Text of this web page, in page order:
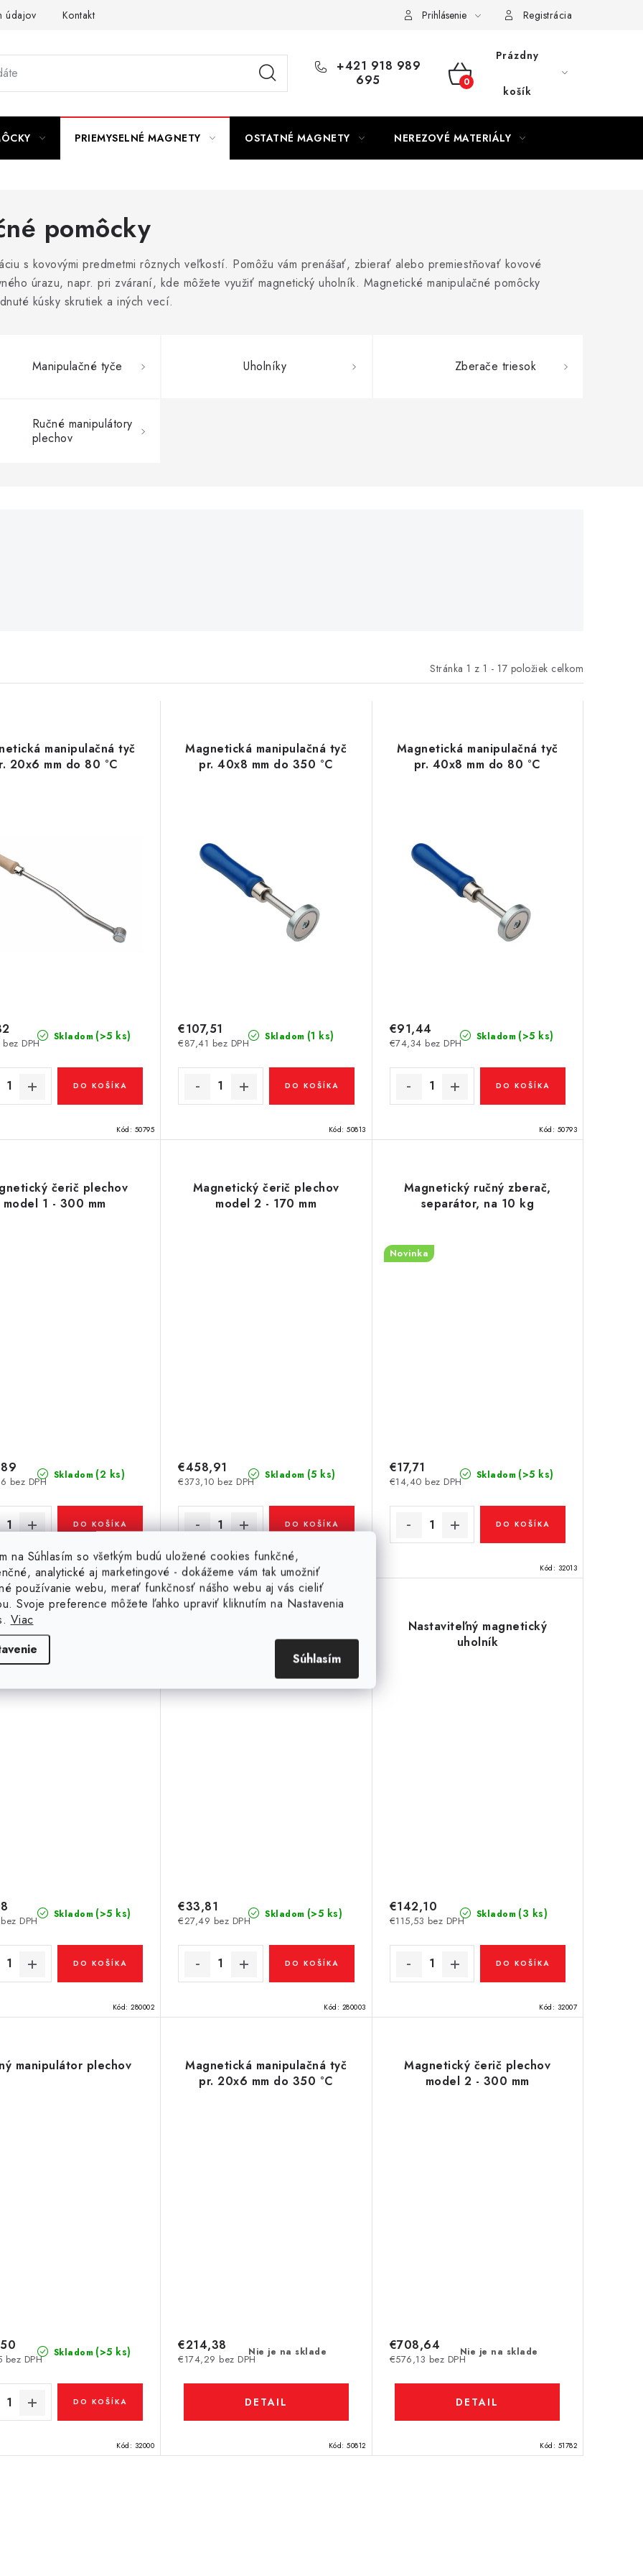
na Súhlasím so všetkým budú uložené cookies funkčné,
analytické aj marketingové - dokážeme vám tak umožniť
používanie webu, merať funkčnosť nášho webu aj vás cieliť
Svoje preference môžete ľahko upraviť kliknutím na Nastavenia
Viac
Súhlasím
údajov Kontakt Prihlásenie Registrácia
+421 918 989
695
NÁKUPNÝ
Prázdny
košík
PRIEMYSELNÉ MAGNETY OSTATNÉ MAGNETY NEREZOVÉ MATERIÁLY
pomôcky
s kovovými predmetmi rôznych veľkostí. Pomôžu vám prenášať, zbierať alebo premiestňovať kovové
úrazu, napr. pri zváraní, kde môžete využiť magnetický uholník. Magnetické manipulačné pomôcky
kúsky skrutiek a iných vecí.
Manipulačné tyče Uholníky Zberače triesok
Ručné manipulátory
plechov
Stránka 1 z 1 - 17 položiek celkom
manipulačná tyč
20x6 mm do 80 °C
Skladom (>5 ks)
DPH
DO KOŠÍKA
Kód: 50795
Magnetická manipulačná tyč
pr. 40x8 mm do 350 °C
Skladom (1 ks)
€87,41 bez DPH
€107,51
DO KOŠÍKA
Kód: 50813
Magnetická manipulačná tyč
pr. 40x8 mm do 80 °C
Skladom (>5 ks)
€74,34 bez DPH
€91,44
DO KOŠÍKA
Kód: 50793
čerič plechov
model 1 - 300 mm
Skladom (2 ks)
bez DPH
DO KOŠÍKA
Kód:51177
Magnetický čerič plechov
model 2 - 170 mm
Skladom (5 ks)
€373,10 bez DPH
€458,91
DO KOŠÍKA
Magnetický ručný zberač,
separátor, na 10 kg
Novinka
Skladom (>5 ks)
€14,40 bez DPH
€17,71
DO KOŠÍKA
Kód: 32013
uholník
155x102x16 mm
Skladom (>5 ks)
DPH
DO KOŠÍKA
Kód: 280002
190x120x26 mm
Skladom (>5 ks)
€27,49 bez DPH
€33,81
DO KOŠÍKA
Kód: 280003
Nastaviteľný magnetický
uholník
Skladom (3 ks)
€115,53 bez DPH
€142,10
DO KOŠÍKA
Kód: 32007
manipulátor plechov
Skladom (>5 ks)
bez DPH
DO KOŠÍKA
Kód: 32000
Magnetická manipulačná tyč
pr. 20x6 mm do 350 °C
Nie je na sklade
€174,29 bez DPH
€214,38
DETAIL
Kód: 50812
Magnetický čerič plechov
model 2 - 300 mm
Nie je na sklade
€576,13 bez DPH
€708,64
DETAIL
Kód: 51782